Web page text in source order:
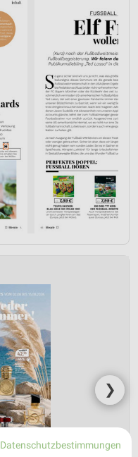
❯
Datenschutzbestimmungen